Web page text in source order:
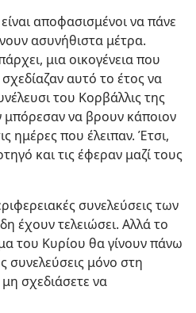
αποφασισμένοι να πάνε
ασυνήθιστα μέτρα.
μια οικογένεια που
αυτό το έτος να
του Κορβάλλις της
μπόρεσαν να βρουν κάποιον
ημέρες που έλειπαν. Έτσι,
και τις έφεραν μαζί τους
συνελεύσεις των
έχουν τελειώσει. Αλλά το
του Κυρίου θα γίνουν πάνω
συνελεύσεις μόνο στη
μη σχεδιάσετε να